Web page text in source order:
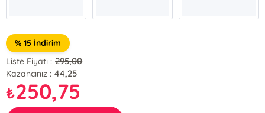
% 15 İndirim
Liste Fiyatı : 295,00
Kazancınız : 44,25
₺250,75